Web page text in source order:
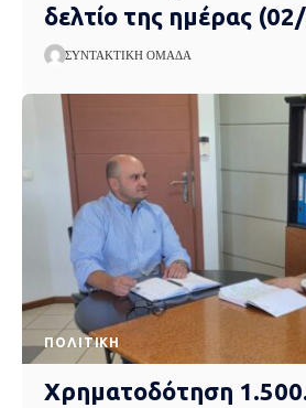
δελτίο της ημέρας
ΣΥΝΤΑΚΤΙΚΉ ΟΜΆΔΑ
ΠΟΛΙΤΙΚΉ
Χρηματοδότηση